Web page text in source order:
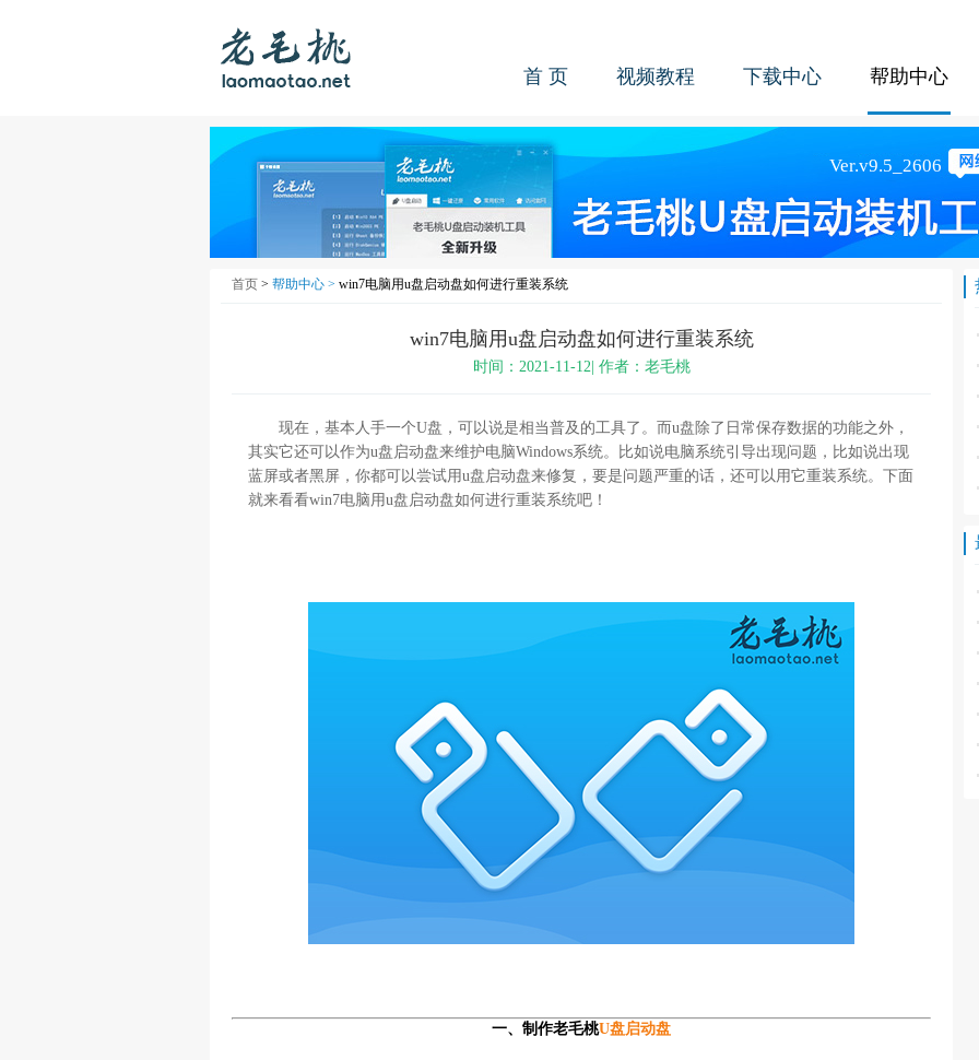
首 页 视频教程 下载中心 帮助中心
首页 > 帮助中心 > win7电脑用u盘启动盘如何进行重装系统
win7电脑用u盘启动盘如何进行重装系统
时间：2021-11-12| 作者：老毛桃
现在，基本人手一个U盘，可以说是相当普及的工具了。而u盘除了日常保存数据的功能之外，
其实它还可以作为u盘启动盘来维护电脑Windows系统。比如说电脑系统引导出现问题，比如说出现
蓝屏或者黑屏，你都可以尝试用u盘启动盘来修复，要是问题严重的话，还可以用它重装系统。下面
就来看看win7电脑用u盘启动盘如何进行重装系统吧！
一、制作老毛桃U盘启动盘